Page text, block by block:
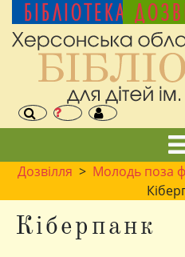
БІБЛІОТЕКА
Дозвілля > Молодь поза
Кіберпанк